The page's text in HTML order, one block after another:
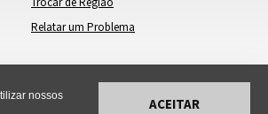
Relatar um Problema
nossos
ACEITAR